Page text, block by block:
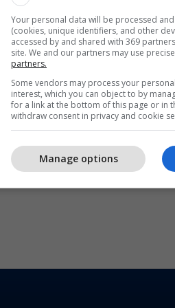
informatat edhe lidhur me
si dhe afatet e
i dokumentacionit, bëhet
ora 09:00-15:00 (ditë pune
e fundit dokumentet
do të mbahet më
Your personal data will be processed
(cookies, unique identifiers, and other
accessed by and shared with 369
site. We and our partners may use
partners.
Some vendors may process your
interest, which you can object to by
for a link at the bottom of this page or in
withdraw consent in privacy and cookie
Manage options